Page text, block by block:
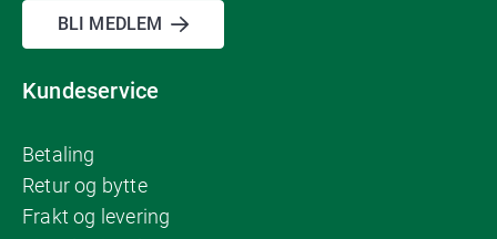
BLI MEDLEM
Kundeservice
Betaling
Retur og bytte
Frakt og levering